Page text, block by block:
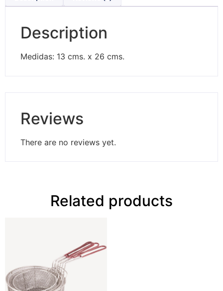
Description
Medidas: 13 cms. x 26 cms.
Reviews
There are no reviews yet.
Related products